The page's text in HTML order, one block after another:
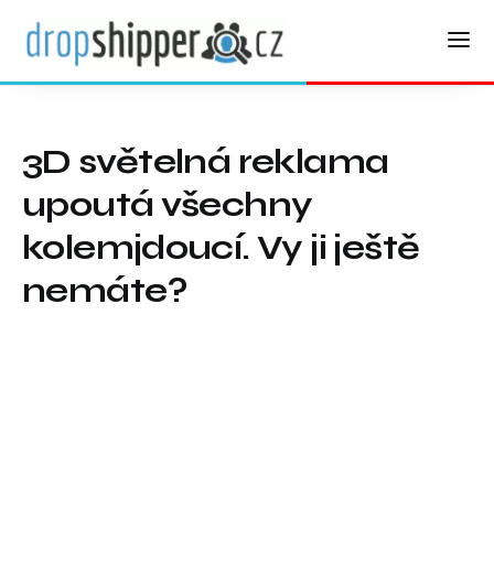
3D světelná reklama
upoutá všechny
kolemjdoucí. Vy ji ještě
nemáte?